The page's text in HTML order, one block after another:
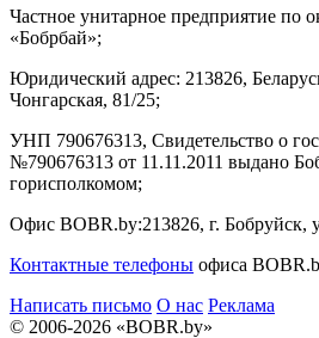
Частное унитарное предприятие по
«Бобрбай»;
Юридический адрес: 213826,
Чонгарская, 81/25;
УНП 790676313, Свидетельство о
№790676313 от 11.11.2011 выдано
горисполкомом;
Офис BOBR.by:213826, г. Бобруйск,
Контактные телефоны офиса
Написать письмо О нас Реклама
© 2006-2026 «BOBR.by»